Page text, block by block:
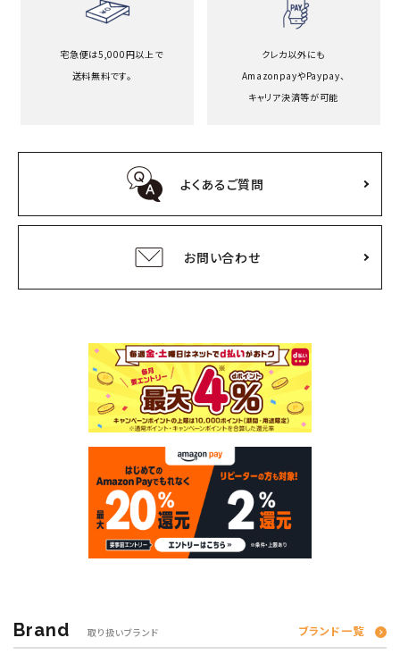
宅急便は5,000円以上で
送料無料です。
クレカ以外にも
AmazonpayやPaypay、
キャリア決済等が可能
よくあるご質問
お問い合わせ
Brand 取り扱いブランド ブランド一覧